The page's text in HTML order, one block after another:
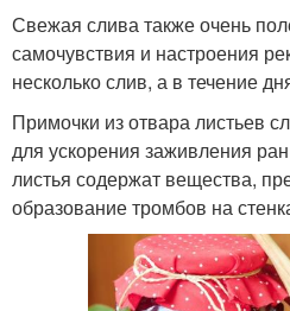
Свежая слива также очень
самочувствия и настроения
несколько слив, а в течение
Примочки из отвара листьев
для ускорения заживления
листья содержат вещества,
образование тромбов на